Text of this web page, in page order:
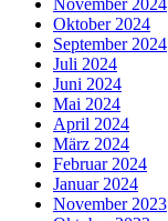
Oktober 2024
September 2024
Juli 2024
Juni 2024
Mai 2024
April 2024
März 2024
Februar 2024
Januar 2024
November 2023